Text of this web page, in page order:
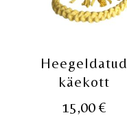
Heegeldatud
käekott
15,00€